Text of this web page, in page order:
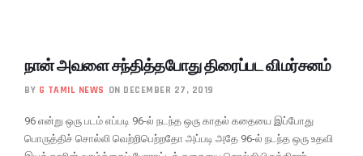
நான் அவளை சந்தித்தபோது திரைப்பட விமர்சனம்
BY G TAMIL NEWS ON DECEMBER 27, 2019
96 என்று ஒரு படம் எப்படி 96-ல் நடந்த ஒரு காதல் கதையை இப்போது
பொருத்திச் சொல்லி வெற்றிபெற்றதோ அப்படி அதே 96-ல் நடந்த ஒரு உதவி